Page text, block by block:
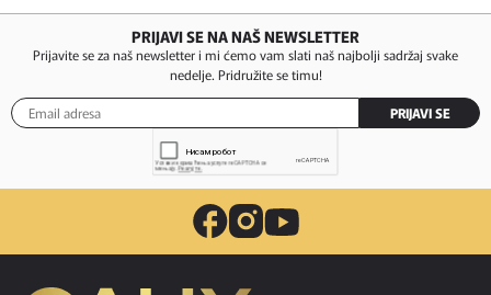
PRIJAVI SE NA NAŠ NEWSLETTER
Prijavite se za naš newsletter i mi ćemo vam slati naš najbolji sadržaj svake
nedelje. Pridružite se timu!
PRIJAVI SE